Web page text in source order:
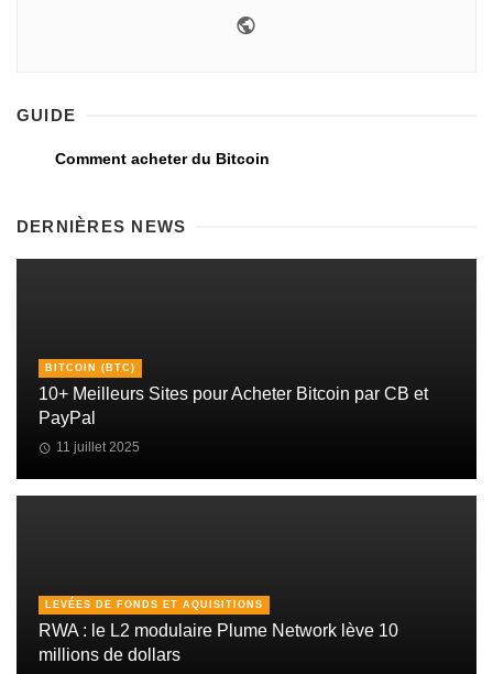
GUIDE
Comment acheter du Bitcoin
DERNIÈRES NEWS
BITCOIN (BTC)
10+ Meilleurs Sites pour Acheter Bitcoin par CB et
PayPal
11 juillet 2025
LEVÉES DE FONDS ET AQUISITIONS
RWA : le L2 modulaire Plume Network lève 10
millions de dollars